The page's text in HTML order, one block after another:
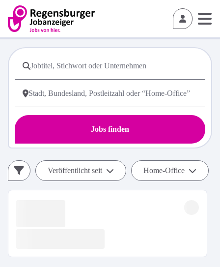
Jobs finden
Veröffentlicht seit Home-Office